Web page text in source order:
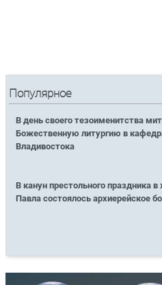
Популярное
В день своего тезоименитства
Божественную литургию в
Владивостока
В канун престольного праздника
Павла состоялось архиерейское